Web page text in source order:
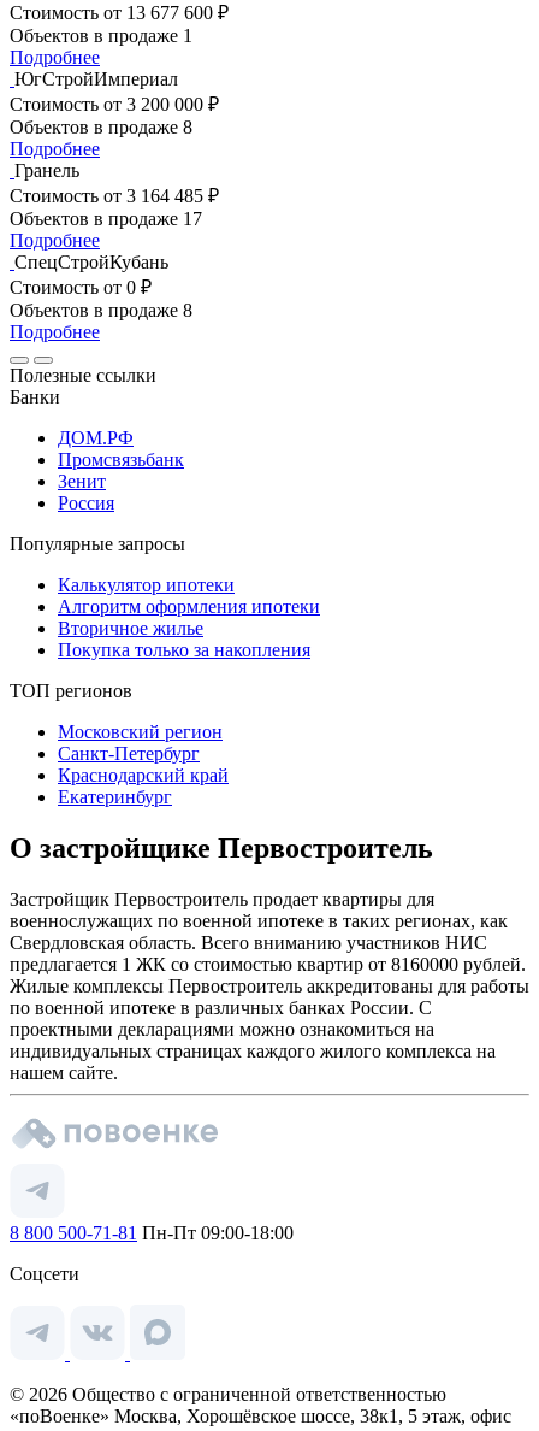
Стоимость от 13 677 600 ₽
Объектов в продаже 1
Подробнее
ЮгСтройИмпериал
Стоимость от 3 200 000 ₽
Объектов в продаже 8
Подробнее
Гранель
Стоимость от 3 164 485 ₽
Объектов в продаже 17
Подробнее
СпецСтройКубань
Стоимость от 0 ₽
Объектов в продаже 8
Подробнее
Полезные ссылки
Банки
ДОМ.РФ
Промсвязьбанк
Зенит
Россия
Популярные запросы
Калькулятор ипотеки
Алгоритм оформления ипотеки
Вторичное жилье
Покупка только за накопления
ТОП регионов
Московский регион
Санкт-Петербург
Краснодарский край
Екатеринбург
О застройщике Первостроитель
Застройщик Первостроитель продает квартиры для
военнослужащих по военной ипотеке в таких регионах, как
Свердловская область. Всего вниманию участников НИС
предлагается 1 ЖК со стоимостью квартир от 8160000 рублей.
Жилые комплексы Первостроитель аккредитованы для работы
по военной ипотеке в различных банках России. С
проектными декларациями можно ознакомиться на
индивидуальных страницах каждого жилого комплекса на
нашем сайте.
8 800 500-71-81 Пн-Пт 09:00-18:00
Соцсети
© 2026 Общество с ограниченной ответственностью
«поВоенке» Москва, Хорошёвское шоссе, 38к1, 5 этаж, офис